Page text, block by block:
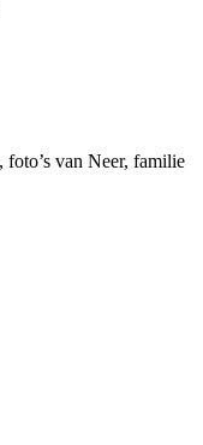
van Neer, familie